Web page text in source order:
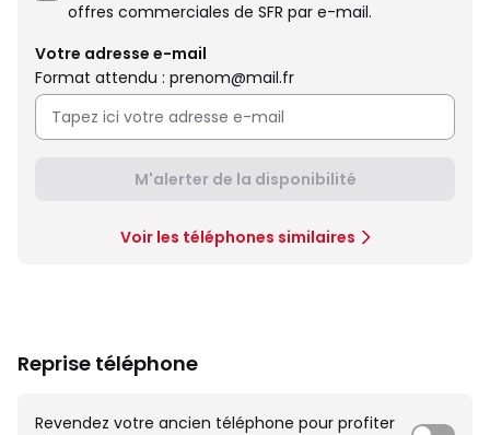
offres commerciales de SFR par e-mail.
Votre adresse e-mail
Format attendu : prenom@mail.fr
M'alerter de la disponibilité
Voir les téléphones similaires
Reprise téléphone
Revendez votre ancien téléphone pour profiter